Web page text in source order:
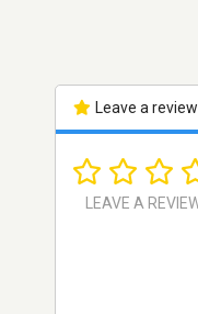
Leave a review